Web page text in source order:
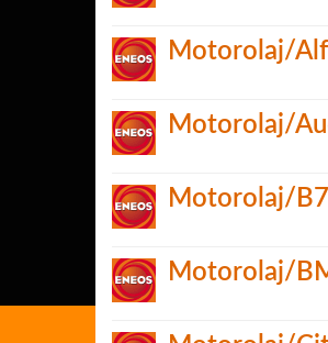
Motorolaj/
Motorolaj/
Motorolaj/
Motorolaj/